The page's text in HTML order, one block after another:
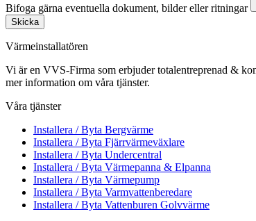
Bifoga gärna eventuella dokument, bilder eller ritningar
Skicka
Värmeinstallatören
Vi är en VVS-Firma som erbjuder totalentreprenad &
mer information om våra tjänster.
Våra tjänster
Installera / Byta Bergvärme
Installera / Byta Fjärrvärmeväxlare
Installera / Byta Undercentral
Installera / Byta Värmepanna & Elpanna
Installera / Byta Värmepump
Installera / Byta Varmvattenberedare
Installera / Byta Vattenburen Golvvärme